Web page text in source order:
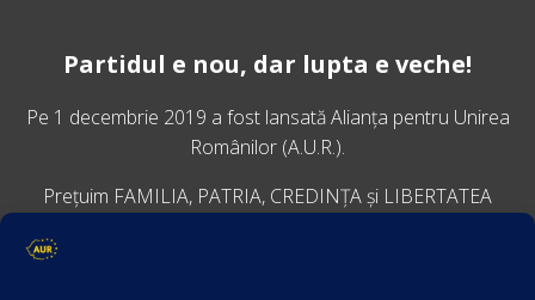
Partidul e nou, dar lupta e veche!
Pe 1 decembrie 2019 a fost lansatăAlianța pentru Unirea
Românilor (A.U.R.).
Prețuim FAMILIA, PATRIA, CREDINȚA și LIBERTATEA